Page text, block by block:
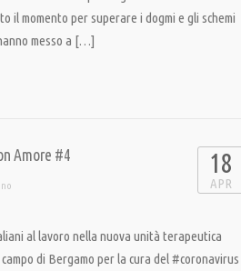
il momento per superare i dogmi e gli schemi
messo a […]
Amore #4 18
APR
al lavoro nella nuova unità terapeutica
campo di Bergamo per la cura del #coronavirus